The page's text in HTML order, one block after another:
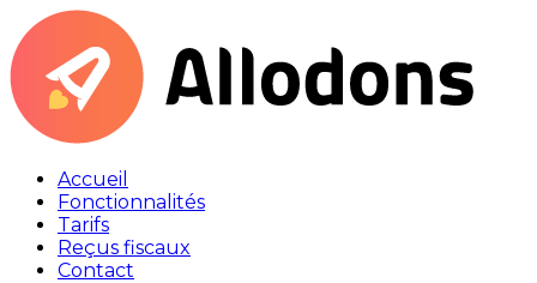
Accueil
Fonctionnalités
Tarifs
Reçus fiscaux
Contact